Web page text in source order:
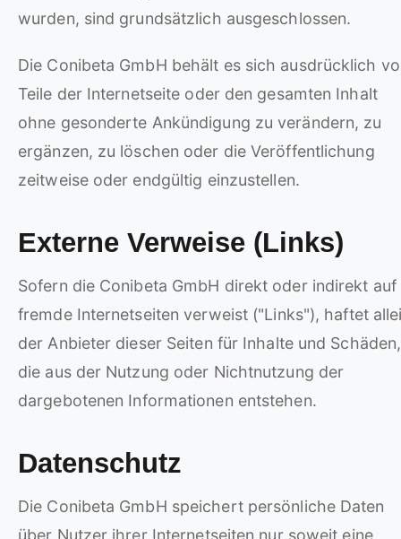
wurden, sind grundsätzlich ausgeschlossen.
Die Conibeta GmbH behält es sich ausdrücklich
Teile der Internetseite oder den gesamten Inhalt
ohne gesonderte Ankündigung zu verändern, zu
ergänzen, zu löschen oder die Veröffentlichung
zeitweise oder endgültig einzustellen.
Externe Verweise (Links)
Sofern die Conibeta GmbH direkt oder indirekt auf
fremde Internetseiten verweist ("Links"), haftet
der Anbieter dieser Seiten für Inhalte und Schäden,
die aus der Nutzung oder Nichtnutzung der
dargebotenen Informationen entstehen.
Datenschutz
Die Conibeta GmbH speichert persönliche Daten
über Nutzer ihrer Internetseiten nur soweit eine